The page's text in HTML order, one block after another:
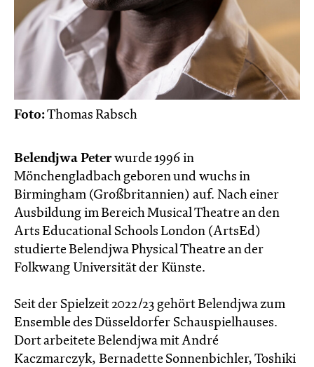
Foto:Thomas Rabsch
Belendjwa Peterwurde 1996 in
Mönchengladbach geboren und wuchs in
Birmingham (Großbritannien) auf. Nach einer
Ausbildung im Bereich Musical Theatre an den
Arts Educational Schools London (ArtsEd)
studierte Belendjwa Physical Theatre an der
Folkwang Universität der Künste.
Seit der Spielzeit 2022/23 gehört Belendjwa zum
Ensemble des Düsseldorfer Schauspielhauses.
Dort arbeitete Belendjwa mit André
Kaczmarczyk, Bernadette Sonnenbichler, Toshiki